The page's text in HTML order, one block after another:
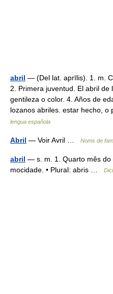
abril — (Del lat. aprīlis). 1. m.
2. Primera juventud. El abril
gentileza o color. 4. Años de
lozanos abriles. estar hecho,
lengua española
Abril — Voir Avril … Noms de
abril — s. m. 1. Quarto mês do
mocidade. • Plural: abris …